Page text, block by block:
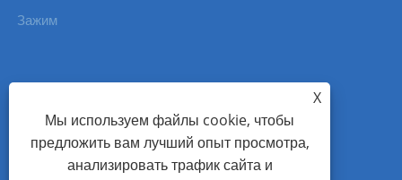
Зажим
Тел.: +86-577-86115111
X
Мы используем файлы cookie, чтобы
предложить вам лучший опыт просмотра,
анализировать трафик сайта и